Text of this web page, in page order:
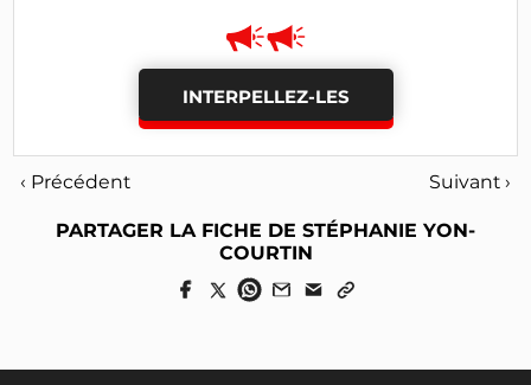
INTERPELLEZ-LES
‹ Précédent Suivant ›
PARTAGER LA FICHE DE STÉPHANIE YON-
COURTIN